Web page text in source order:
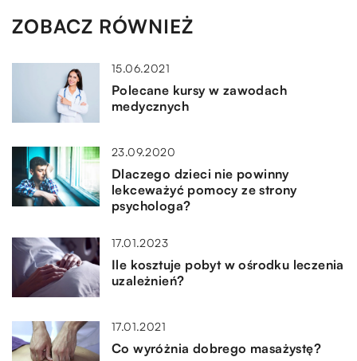
ZOBACZ RÓWNIEŻ
15.06.2021
Polecane kursy w zawodach
medycznych
23.09.2020
Dlaczego dzieci nie powinny
lekceważyć pomocy ze strony
psychologa?
17.01.2023
Ile kosztuje pobyt w ośrodku leczenia
uzależnień?
17.01.2021
Co wyróżnia dobrego masażystę?